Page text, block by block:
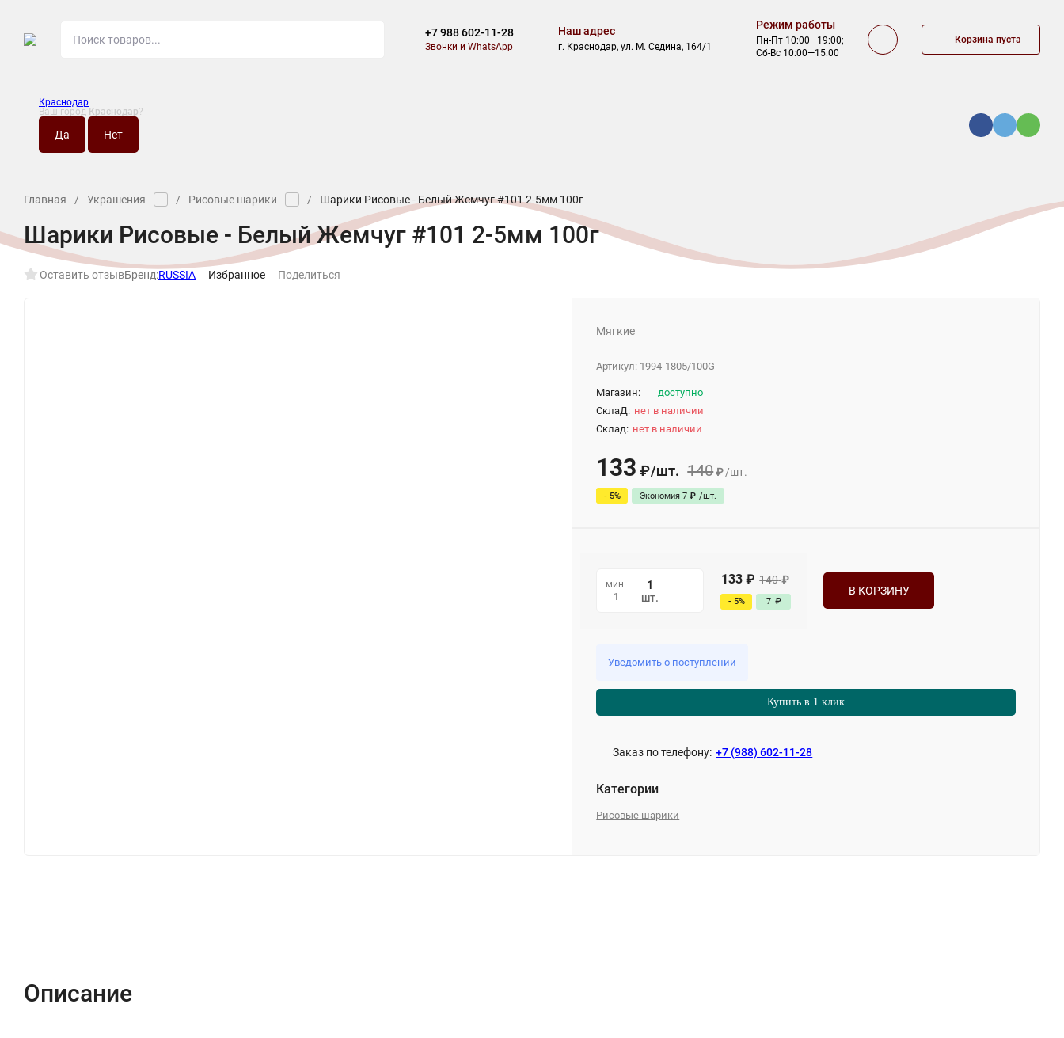
+7 988 602-11-28
Звонки и WhatsApp
Наш адрес
г. Краснодар, ул. М. Седина, 164/1
Режим работы
Пн-Пт 10:00—19:00;
Сб-Вс 10:00—15:00
Корзина пуста
Краснодар
Ваш город Краснодар?
Главная / Украшения / Рисовые шарики / Шарики Рисовые - Белый Жемчуг #101 2-5мм 100г
Шарики Рисовые - Белый Жемчуг #101 2-5мм 100г
Оставить отзывБренд:RUSSIA Избранное Поделиться
Мягкие
Артикул: 1994-1805/100G
Магазин:
доступно
СклаД: нет в наличии
Склад: нет в наличии
133 ₽/шт. 140₽/шт.
- 5% Экономия7 ₽ /шт.
мин.
1
шт.
133 ₽ 140 ₽
- 5% 7 ₽
В КОРЗИНУ
Уведомить о поступлении
Купить в 1 клик
Заказ по телефону: +7 (988) 602-11-28
Категории
Рисовые шарики
Описание